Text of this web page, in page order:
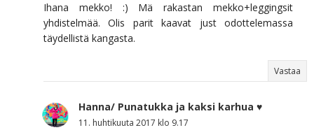
Ihana mekko! :) Mä rakastan mekko+leggingsit
yhdistelmää. Olis parit kaavat just odottelemassa
täydellistä kangasta.
Vastaa
Hanna/ Punatukka ja kaksi karhua ♥
11. huhtikuuta 2017 klo 9.17